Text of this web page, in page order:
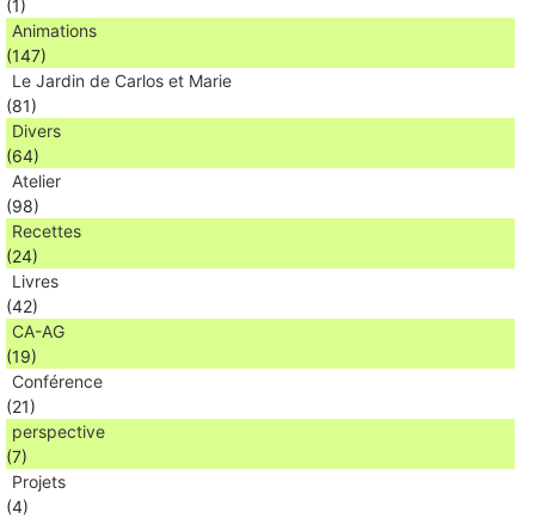
(1)
Animations
(147)
Le Jardin de Carlos et Marie
(81)
Divers
(64)
Atelier
(98)
Recettes
(24)
Livres
(42)
CA-AG
(19)
Conférence
(21)
perspective
(7)
Projets
(4)